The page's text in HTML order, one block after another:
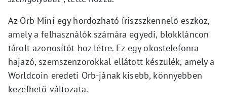
Az Orb Mini egy hordozható íriszszkennelő eszköz,
amely a felhasználók számára egyedi, blokkláncon
tárolt azonosítót hoz létre. Ez egy okostelefonra
hajazó, szemszenzorokkal ellátott készülék, amely a
Worldcoin eredeti Orb-jának kisebb, könnyebben
kezelhető változata.